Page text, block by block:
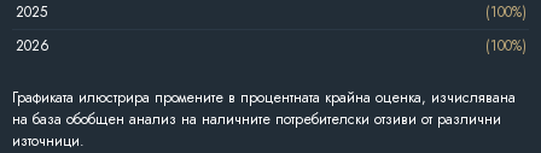
2025
(100%)
2026
(100%)
Графиката илюстрира промените в процентната крайна оценка, изчислявана
на база обобщен анализ на наличните потребителски отзиви от различни
източници.